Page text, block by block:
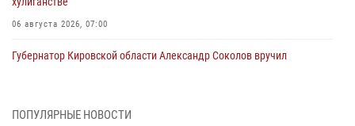
06 августа 2026, 07:00
Губернатор Кировской области Александр Соколов вручил
ПОПУЛЯРНЫЕ НОВОСТИ